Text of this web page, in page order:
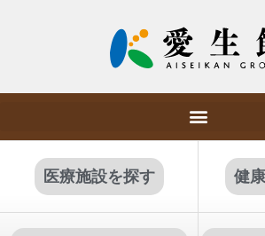
医療施設を探す 健